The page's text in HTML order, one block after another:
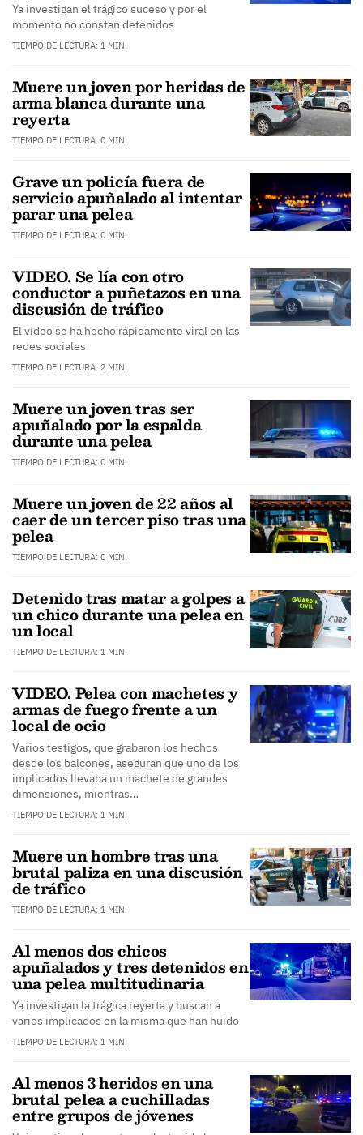
Ya investigan el trágico suceso y por el
momento no constan detenidos
TIEMPO DE LECTURA: 1 MIN.
Muere un joven por heridas de
arma blanca durante una
reyerta
TIEMPO DE LECTURA: 0 MIN.
Grave un policía fuera de
servicio apuñalado al intentar
parar una pelea
TIEMPO DE LECTURA: 0 MIN.
VIDEO. Se lía con otro
conductor a puñetazos en una
discusión de tráfico
El vídeo se ha hecho rápidamente viral en las
redes sociales
TIEMPO DE LECTURA: 2 MIN.
Muere un joven tras ser
apuñalado por la espalda
durante una pelea
TIEMPO DE LECTURA: 0 MIN.
Muere un joven de 22 años al
caer de un tercer piso tras una
pelea
TIEMPO DE LECTURA: 0 MIN.
Detenido tras matar a golpes a
un chico durante una pelea en
un local
TIEMPO DE LECTURA: 1 MIN.
VIDEO. Pelea con machetes y
armas de fuego frente a un
local de ocio
Varios testigos, que grabaron los hechos
desde los balcones, aseguran que uno de los
implicados llevaba un machete de grandes
dimensiones, mientras…
TIEMPO DE LECTURA: 1 MIN.
Muere un hombre tras una
brutal paliza en una discusión
de tráfico
TIEMPO DE LECTURA: 1 MIN.
Al menos dos chicos
apuñalados y tres detenidos en
una pelea multitudinaria
Ya investigan la trágica reyerta y buscan a
varios implicados en la misma que han huido
TIEMPO DE LECTURA: 1 MIN.
Al menos 3 heridos en una
brutal pelea a cuchilladas
entre grupos de jóvenes